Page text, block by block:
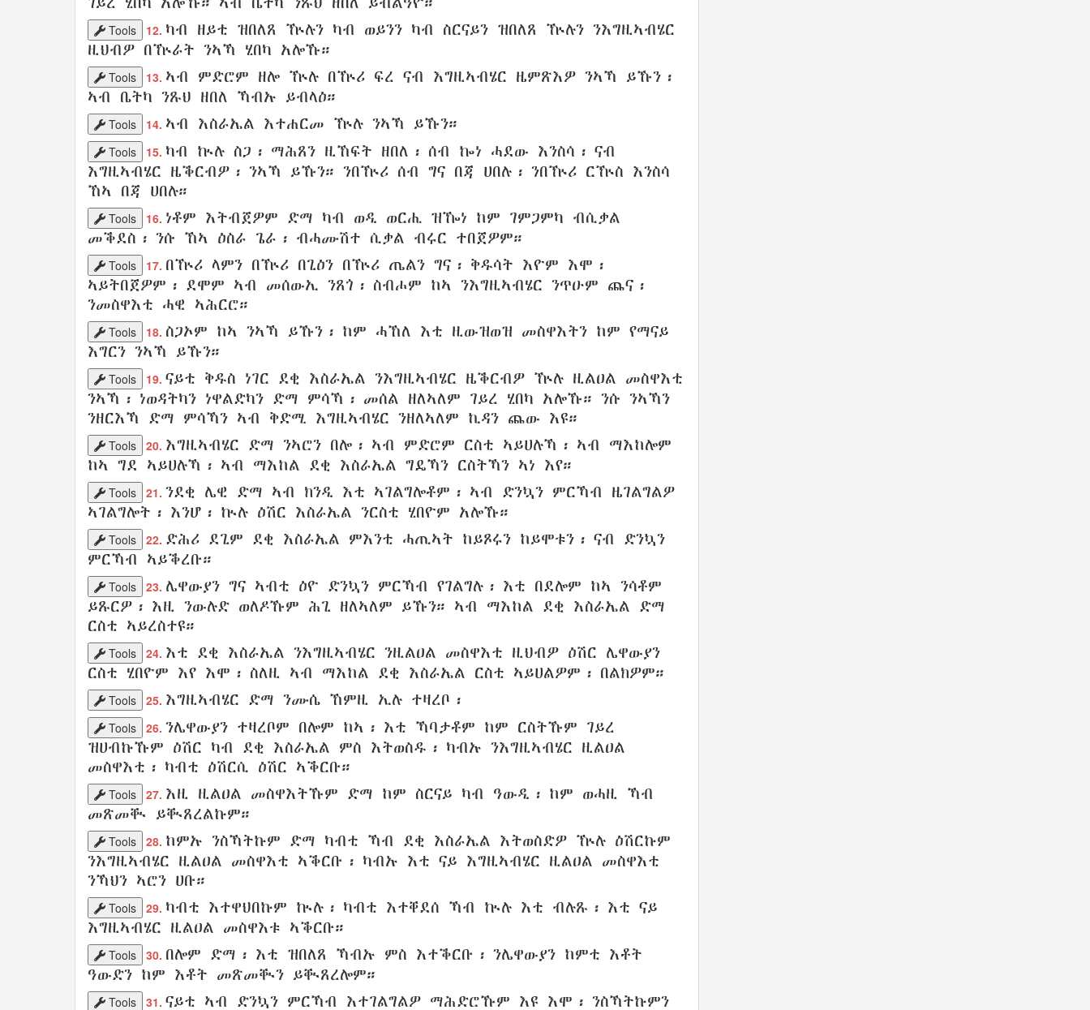
Tools 12. ካብ ዘይቲ ዝበለጸ ዅሉን ካብ ወይንን ካብ ስርናይን ዝበለጸ ዅሉን ንእግዚኣብሄር
ዚህብዎ በዅራት ንኣኻ ሂበካ አሎኹ።
Tools 13. ኣብ ምድሮም ዘሎ ዅሉ በዅሪ ፍረ ናብ እግዚኣብሄር ዜምጽእዎ ንኣኻ ይኹን፡
ኣብ
ቤትካ ንጹህ ዘበለ ኻብኡ ይብላዕ።
Tools 14. ኣብ እስራኤል እተሐርመ ዅሉ ንኣኻ ይኹን።
Tools 15. ካብ ኲሉ ስጋ ፡ ማሕጸን ዚኸፍት ዘበለ ፡ ሰብ ኰነ ሓደው እንስሳ፡ ናብ
እግዚኣብሄር ዜቕርብዎ ፡ ንኣኻ ይኹን። ንበዅሪ ሰብ ግና በጃ ሀበሉ፡ ንበዅሪ ርዅስ እንስሳ
ኸኣ በጃ ሀበሉ።
Tools 16. ነቶም እትብጀዎም ድማ ካብ ወዲ ወርሒ ዝዀነ ከም ገምጋምካ ብሲቃል
መቕደስ ፡ ንሱ ኸኣ ዕስራ ጌራ ፡ ብሓሙሽተ ሲቃል ብሩር ተበጀዎም።
Tools 17. በዅሪ ላምን በዅሪ በጊዕን በዅሪ ጤልን ግና፡ ቅዱሳት እዮም እሞ፡
ኣይትበጀዎም ፡ ደሞም ኣብ መሰውኢ ንጸጎ ፡ ስብሖም ከኣ ንእግዚኣብሄር ንጥዑም ጨና ፡
ንመስዋእቲ ሓዊ
ኣሕርሮ።
Tools 18. ስጋኦም ከኣ ንኣኻ ይኹን፡ ከም ሓኸለ እቲ ዚውዝወዝ መስዋእትን ከም የማናይ
እግርን ንኣኻ ይኹን።
Tools 19. ናይቲ ቅዱስ ነገር ደቂ እስራኤል ንእግዚኣብሄር ዜቕርብዎ ዅሉ ዚልዐል መስዋእቲ
ንኣኻ፡ ነወዳትካን ነዋልድካን ድማ ምሳኻ፡ መሰል ዘለኣለም ገይረ ሂበካ አሎኹ። ንሱ ንኣኻን
ንዘርእኻ ድማ ምሳኻን ኣብ ቅድሚ እግዚኣብሄር ንዘለኣለም ኪዳን ጨው እዩ።
Tools 20. እግዚኣብሄር ድማ ንኣሮን በሎ ፡ ኣብ ምድሮም ርስቲ ኣይሀሉኻ ፡ ኣብ ማእከሎም
ከኣ ግደ ኣይሀሉኻ ፡ ኣብ ማእከል ደቂ እስራኤል ግዴኻን ርስትኻን ኣነ እየ።
Tools 21. ንደቂ ሌዊ ድማ ኣብ ክንዲ እቲ ኣገልግሎቶም ፡ ኣብ ድንኳን ምርኻብ
ዜገልግልዎ
ኣገልግሎት ፡ እንሆ፡ ኲሉ ዕሽር እስራኤል ንርስቲ ሂበዮም አሎኹ።
Tools 22. ድሕሪ ደጊም ደቂ እስራኤል ምእንቲ ሓጢኣት ከይጾሩን ከይሞቱን ፡ ናብ ድንኳን
ምርኻብ
ኣይቕረቡ።
Tools 23. ሌዋውያን ግና ኣብቲ ዕዮ ድንኳን ምርኻብ የገልግሉ ፡ እቲ በደሎም ከኣ ንሳቶም
ይጹርዎ ፡ እዚ ንውሉድ ወለዶኹም ሕጊ ዘለኣለም ይኹን። ኣብ ማእከል ደቂ እስራኤል ድማ
ርስቲ ኣይረስተዩ።
Tools 24. እቲ ደቂ እስራኤል ንእግዚኣብሄር ንዚልዐል መስዋእቲ ዚህብዎ ዕሽር ሌዋውያን
ርስቲ ሂበዮም እየ እሞ፡ ስለዚ ኣብ ማእከል ደቂ እስራኤል ርስቲ ኣይሀልዎም ፡ በልክዎም።
Tools 25. እግዚኣብሄር ድማ ንሙሴ ኸምዚ ኢሉ ተዛረቦ ፡
Tools 26. ንሌዋውያን ተዛረቦም በሎም ከኣ ፡ እቲ ኻባታቶም ከም ርስትኹም ገይረ
ዝሀብኩኹም ዕሽር ካብ ደቂ እስራኤል ምስ እትወስዱ፡ ካብኡ ንእግዚኣብሄር ዚልዐል
መስዋእቲ ፡ ካብቲ ዕሽርሲ ዕሽር ኣቕርቡ።
Tools 27. እዚ ዚልዐል መስዋእትኹም ድማ ከም ስርናይ ካብ ዓውዲ ፡ ከም ወሓዚ ኻብ
መጽመቚ ይቚጸረልኩም።
Tools 28. ከምኡ ንስኻትኩም ድማ ካብቲ ኻብ ደቂ እስራኤል እትወስድዎ ዅሉ ዕሽርኩም
ንእግዚኣብሄር ዚልዐል መስዋእቲ ኣቕርቡ ፡ ካብኡ እቲ ናይ እግዚኣብሄር ዚልዐል መስዋእቲ
ንኻህን ኣሮን ሀቡ።
Tools 29. ካብቲ እተዋህበኩም ኲሉ ፡ ካብቲ እተቐደሰ ኻብ ኲሉ እቲ ብሉጹ ፡ እቲ ናይ
እግዚኣብሄር ዚልዐል መስዋእቱ ኣቕርቡ።
Tools 30. በሎም ድማ ፡ እቲ ዝበለጸ ኻብኡ ምስ እተቕርቡ፡ ንሌዋውያን ከምቲ እቶት
ዓውድን ከም እቶት መጽመቚን ይቚጸረሎም።
Tools 31. ናይቲ ኣብ ድንኳን ምርኻብ እተገልግልዎ ማሕድሮኹም እዩ እሞ፡ ንስኻትኩምን